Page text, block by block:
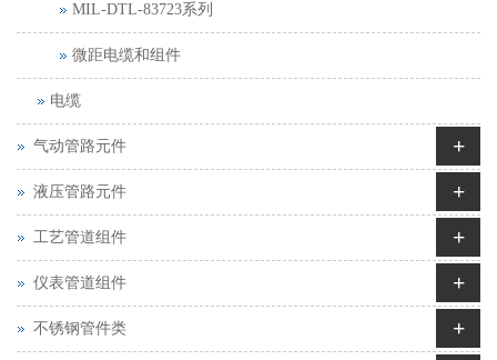
MIL-DTL-83723系列
微距电缆和组件
电缆
气动管路元件 +
液压管路元件 +
工艺管道组件 +
仪表管道组件 +
不锈钢管件类 +